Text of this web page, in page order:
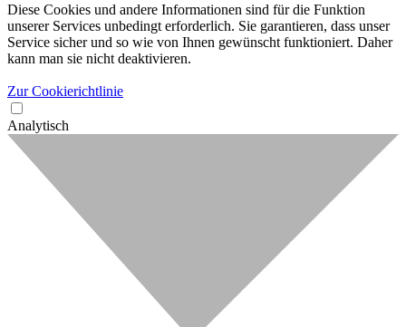
Diese Cookies und andere Informationen sind für die Funktion
unserer Services unbedingt erforderlich. Sie garantieren, dass unser
Service sicher und so wie von Ihnen gewünscht funktioniert. Daher
kann man sie nicht deaktivieren.
Zur Cookierichtlinie
Analytisch